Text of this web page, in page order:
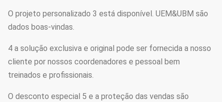
O projeto personalizado 3 está disponível. UEM&UBM são
dados boas-vindas.
4 a solução exclusiva e original pode ser fornecida a nosso
cliente por nossos coordenadores e pessoal bem
treinados e profissionais.
O desconto especial 5 e a proteção das vendas são